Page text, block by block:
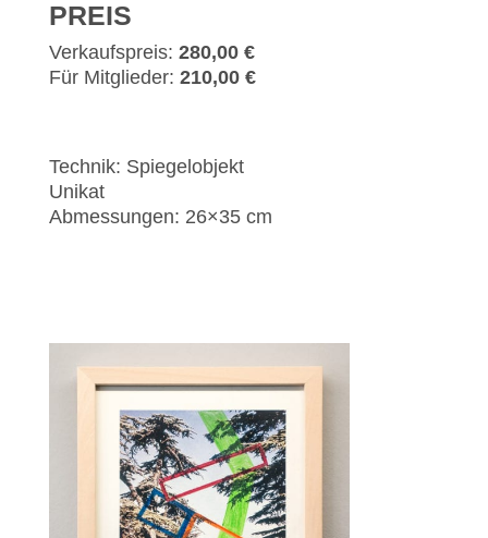
PREIS
Verkaufspreis: 280,00 €
Für Mitglieder: 210,00 €
Technik: Spiegelobjekt
Unikat
Abmessungen: 26×35 cm